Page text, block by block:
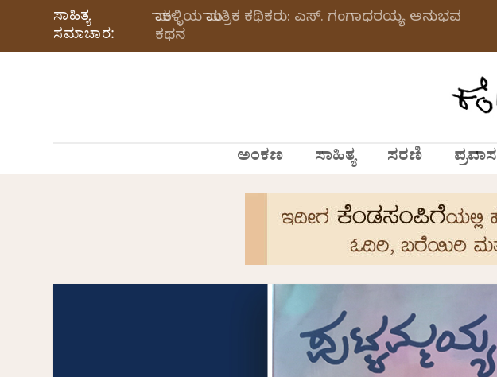
ಸಾಹಿತ್ಯ
ಸಮಾಚಾರ:
ಮಾಕಳ್ಳಿಯ ಮಾಂತ್ರಿಕ ಕಥಿಕರು: ಎಸ್. ಗಂಗಾಧರಯ್ಯ ಅನುಭವ
ಕಥನ
ಅಂಕಣ ಸಾಹಿತ್ಯ ಸರಣಿ ಪ್ರವಾಸ